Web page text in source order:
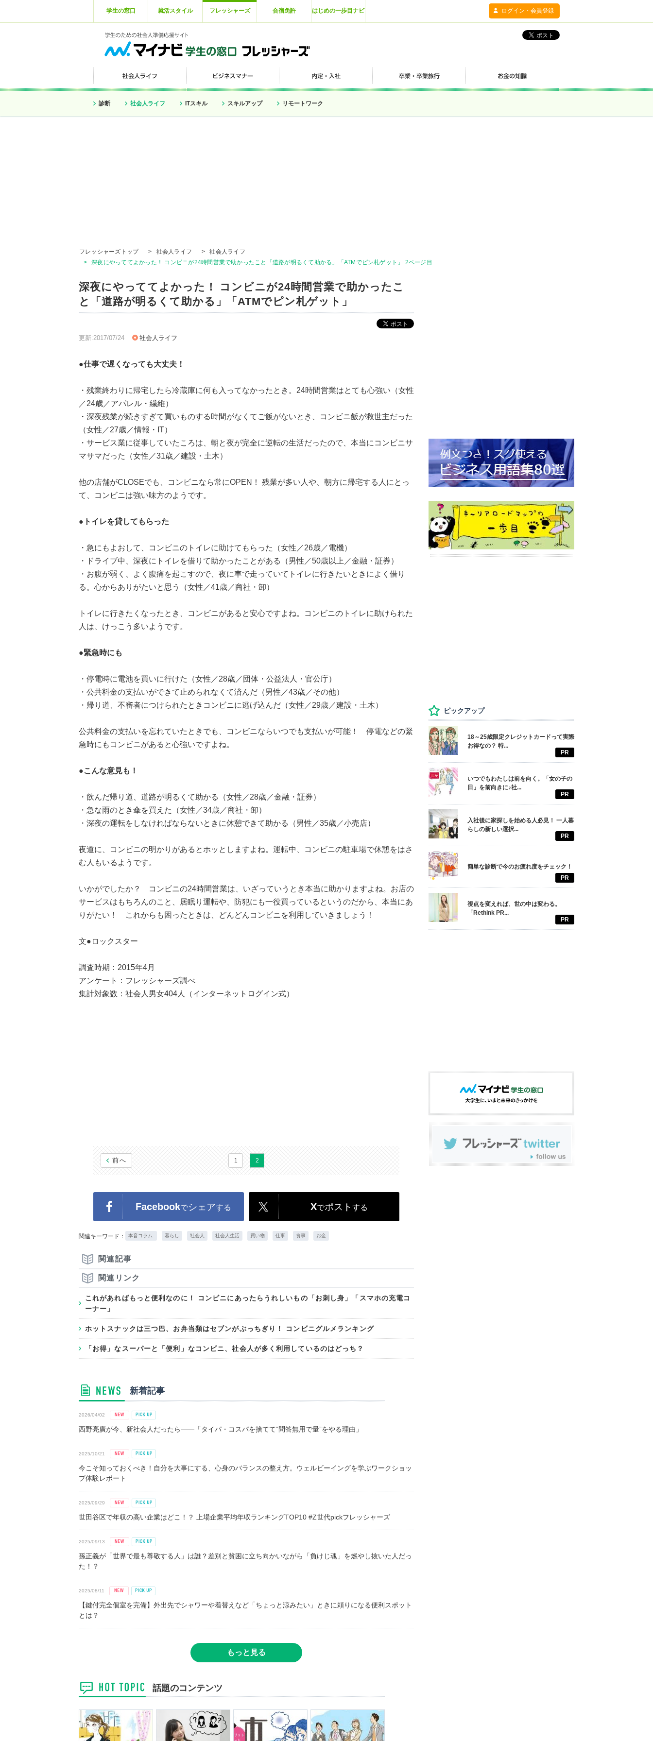
学生の窓口 就活スタイル フレッシャーズ 合宿免許 はじめの一歩目ナビ ログイン・会員登録
診断 社会人ライフ ITスキル スキルアップ リモートワーク
フレッシャーズトップ > 社会人ライフ >
社会人ライフ
>
深夜にやっててよかった！ コンビニが24時間営業で助かったこと「道路が明るくて助かる」「ATMでピン札ゲット」 2ページ目
深夜にやっててよかった！ コンビニが24時間営業で助かったこ
と「道路が明るくて助かる」「ATMでピン札ゲット」
更新:2017/07/24 社会人ライフ
●仕事で遅くなっても大丈夫！
・残業終わりに帰宅したら冷蔵庫に何も入ってなかったとき。24時間営業はとても心強い（女性
／24歳／アパレル・繊維）
・深夜残業が続きすぎて買いものする時間がなくてご飯がないとき、コンビニ飯が救世主だった
（女性／27歳／情報・IT）
・サービス業に従事していたころは、朝と夜が完全に逆転の生活だったので、本当にコンビニサ
マサマだった（女性／31歳／建設・土木）
他の店舗がCLOSEでも、コンビニなら常にOPEN！ 残業が多い人や、朝方に帰宅する人にとっ
て、コンビニは強い味方のようです。
●トイレを貸してもらった
・急にもよおして、コンビニのトイレに助けてもらった（女性／26歳／電機）
・ドライブ中、深夜にトイレを借りて助かったことがある（男性／50歳以上／金融・証券）
・お腹が弱く、よく腹痛を起こすので、夜に車で走っていてトイレに行きたいときによく借り
る。心からありがたいと思う（女性／41歳／商社・卸）
トイレに行きたくなったとき、コンビニがあると安心ですよね。コンビニのトイレに助けられた
人は、けっこう多いようです。
●緊急時にも
・停電時に電池を買いに行けた（女性／28歳／団体・公益法人・官公庁）
・公共料金の支払いができて止められなくて済んだ（男性／43歳／その他）
・帰り道、不審者につけられたときコンビニに逃げ込んだ（女性／29歳／建設・土木）
公共料金の支払いを忘れていたときでも、コンビニならいつでも支払いが可能！ 停電などの緊
急時にもコンビニがあると心強いですよね。
●こんな意見も！
・飲んだ帰り道、道路が明るくて助かる（女性／28歳／金融・証券）
・急な雨のとき傘を買えた（女性／34歳／商社・卸）
・深夜の運転をしなければならないときに休憩できて助かる（男性／35歳／小売店）
夜道に、コンビニの明かりがあるとホッとしますよね。運転中、コンビニの駐車場で休憩をはさ
む人もいるようです。
いかがでしたか？ コンビニの24時間営業は、いざっていうとき本当に助かりますよね。お店の
サービスはもちろんのこと、居眠り運転や、防犯にも一役買っているというのだから、本当にあ
りがたい！ これからも困ったときは、どんどんコンビニを利用していきましょう！
文●ロックスター
調査時期：2015年4月
アンケート：フレッシャーズ調べ
集計対象数：社会人男女404人（インターネットログイン式）
前へ 1 2
Facebookでシェアする Xでポスト する
関連キーワード： 本音コラム. 暮らし 社会人 社会人生活 買い物 仕事 食事 お金
関連記事
関連リンク
これがあればもっと便利なのに！ コンビニにあったらうれしいもの「お刺し身」「スマホの充電コ
ーナー」
ホットスナックは三つ巴、お弁当類はセブンがぶっちぎり！ コンビニグルメランキング
「お得」なスーパーと「便利」なコンビニ、社会人が多く利用しているのはどっち？
新着記事
2026/04/02
西野亮廣が今、新社会人だったら――「タイパ・コスパを捨てて“問答無用で量”をやる理由」
2025/10/21
今こそ知っておくべき！自分を大事にする、心身のバランスの整え方。ウェルビーイングを学ぶワークショッ
プ体験レポート
2025/09/29
世田谷区で年収の高い企業はどこ！？ 上場企業平均年収ランキングTOP10 #Z世代pickフレッシャーズ
2025/09/13
孫正義が「世界で最も尊敬する人」は誰？差別と貧困に立ち向かいながら「負けじ魂」を燃やし抜いた人だっ
た！？
2025/08/11
【鍵付完全個室を完備】外出先でシャワーや着替えなど「ちょっと涼みたい」ときに頼りになる便利スポット
とは？
もっと見る
話題のコンテンツ
ピックアップ
18～25歳限定クレジットカードって実際
お得なの？ 特...
PR
いつでもわたしは前を向く。「女の子の
日」を前向きに♪社...
PR
入社後に家探しを始める人必見！ 一人暮
らしの新しい選択...
PR
簡単な診断で今のお疲れ度をチェック！
PR
視点を変えれば、世の中は変わる。
「Rethink PR...
PR